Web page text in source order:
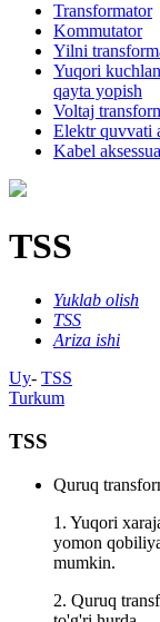
Transformator
Kommutator
Yilni
Yuqori
qayta yopish
Voltaj
Elektr quvvati
Kabel
TSS
Yuklab olish
TSS
Ariza ishi
Uy- TSS
Turkum
TSS
Quruq
1. Yuqori
yomon
mumkin.
2. Quruq